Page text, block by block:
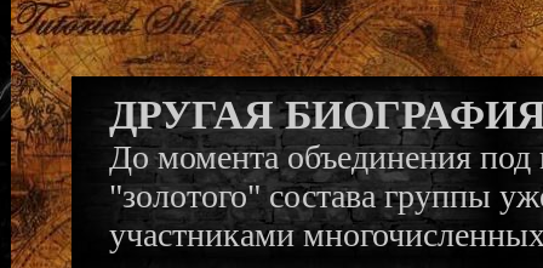
ДРУГАЯ
До момента объединения
"золотого" состава группы
участниками